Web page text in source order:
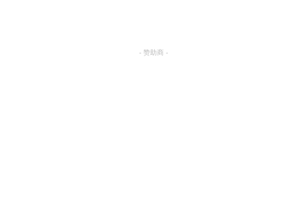
- 赞助商 -